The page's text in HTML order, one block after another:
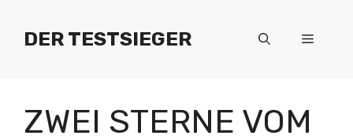
Inhalt
springenDER TESTSIEGER Menü
ZWEI STERNE VOM